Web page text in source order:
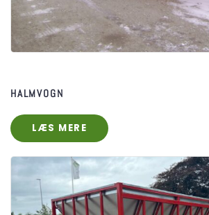
HALMVOGN
LÆS MERE